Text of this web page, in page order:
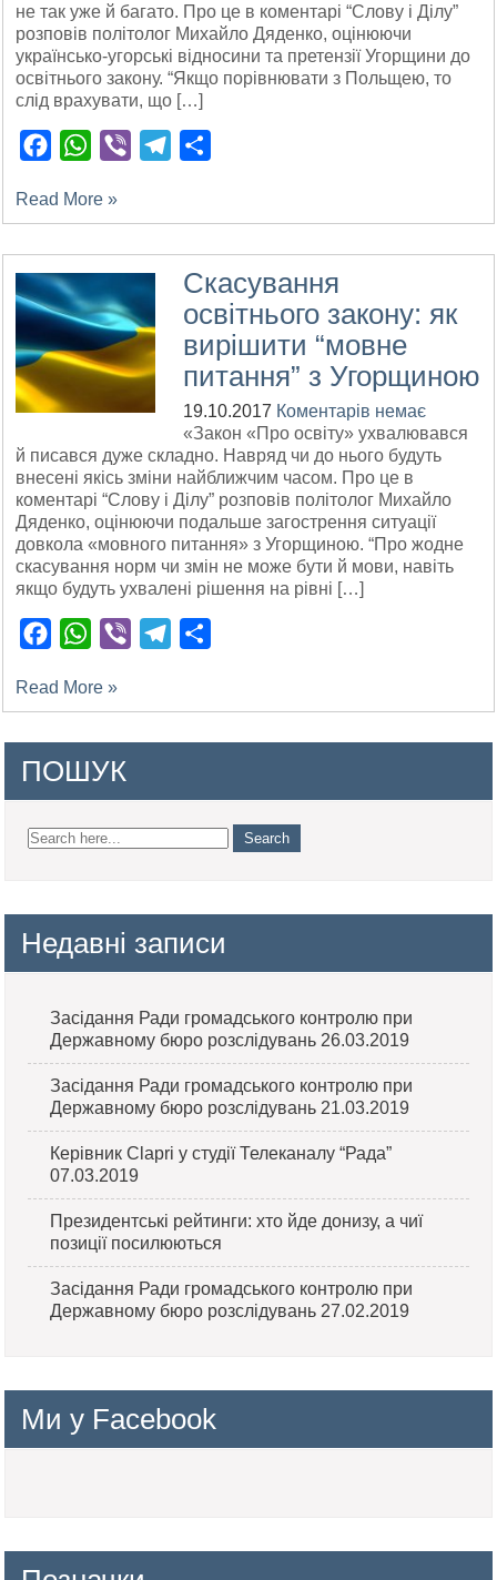
не так уже й багато. Про це в коментарі “Слову і Ділу”
розповів політолог Михайло Дяденко, оцінюючи
українсько-угорські відносини та претензії Угорщини до
освітнього закону. “Якщо порівнювати з Польщею, то
слід врахувати, що […]
FacebookWhatsApp
Viber Telegram
Read More »
Скасування
освітнього закону: як
вирішити “мовне
питання” з Угорщиною
19.10.2017 Коментарів немає
«Закон «Про освіту» ухвалювався
й писався дуже складно. Навряд чи до нього будуть
внесені якісь зміни найближчим часом. Про це в
коментарі “Слову і Ділу” розповів політолог Михайло
Дяденко, оцінюючи подальше загострення ситуації
довкола «мовного питання» з Угорщиною. “Про жодне
скасування норм чи змін не може бути й мови, навіть
якщо будуть ухвалені рішення на рівні […]
FacebookWhatsApp
Viber Telegram
Read More »
ПОШУК
Недавні записи
Засідання Ради громадського контролю при
Державному бюро розслідувань 26.03.2019
Засідання Ради громадського контролю при
Державному бюро розслідувань 21.03.2019
Керівник Clapri у студії Телеканалу “Рада”
07.03.2019
Президентські рейтинги: хто йде донизу, а чиї
позиції посилюються
Засідання Ради громадського контролю при
Державному бюро розслідувань 27.02.2019
Ми у Facebook